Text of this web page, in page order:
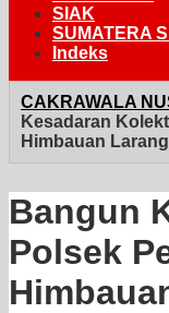
SIAK
SUMATERA
Indeks
CAKRAWALA
Kesadaran
Himbauan
Bangun
Polsek